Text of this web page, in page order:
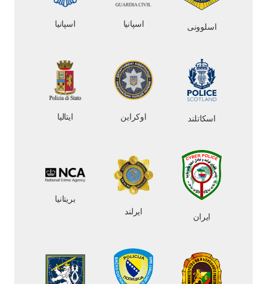
اسلوونی اسپانیا اسپانیا
اسکاتلند اوکراین ایتالیا
ایران
ایرلند
بریتانیا